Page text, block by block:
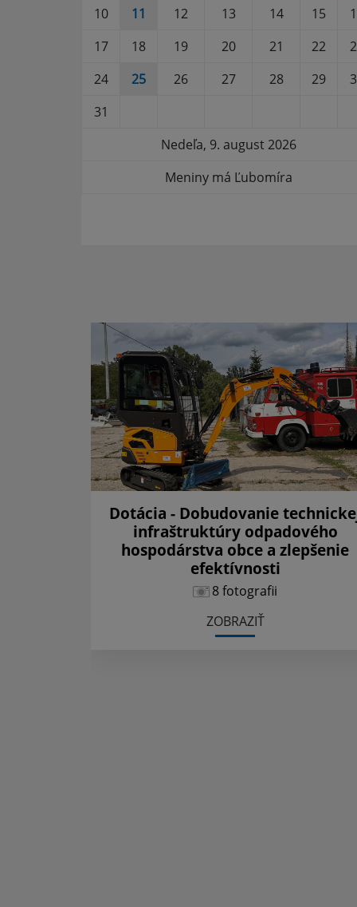
10
11 12 13 14 15
17
18 19 20 21 22
24
25 26 27 28 29
31
Nedeľa, 9. august 2026
Meniny má Ľubomíra
Dotácia - Dobudovanie
infraštruktúry odpadového
hospodárstva obce a zlepšenie
efektívnosti
8 fotografii
ZOBRAZIŤ